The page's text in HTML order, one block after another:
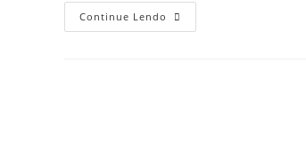
Continue Lendo